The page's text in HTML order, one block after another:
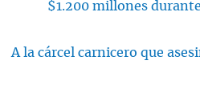
$1.200 millones
A la cárcel carnicero que